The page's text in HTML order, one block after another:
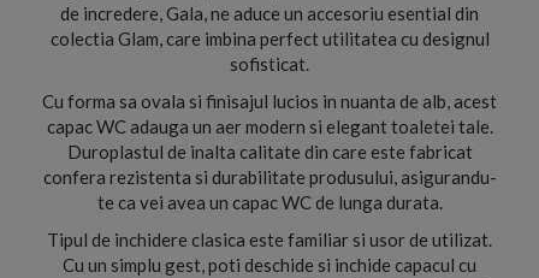
de incredere, Gala, ne aduce un accesoriu esential din
colectia Glam, care imbina perfect utilitatea cu designul
sofisticat.
Cu forma sa ovala si finisajul lucios in nuanta de alb, acest
capac WC adauga un aer modern si elegant toaletei tale.
Duroplastul de inalta calitate din care este fabricat
confera rezistenta si durabilitate produsului, asigurandu-
te ca vei avea un capac WC de lunga durata.
Tipul de inchidere clasica este familiar si usor de utilizat.
Cu un simplu gest, poti deschide si inchide capacul cu